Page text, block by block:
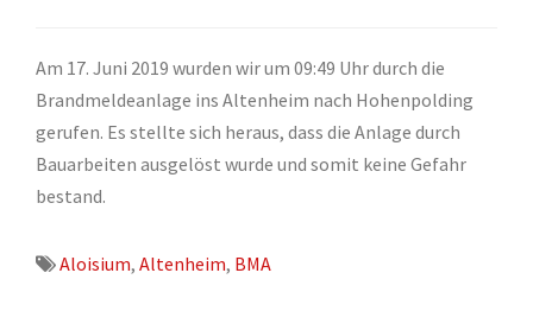
Am 17. Juni 2019 wurden wir um 09:49 Uhr durch die
Brandmeldeanlage ins Altenheim nach Hohenpolding
gerufen. Es stellte sich heraus, dass die Anlage durch
Bauarbeiten ausgelöst wurde und somit keine Gefahr
bestand.
Aloisium, Altenheim, BMA